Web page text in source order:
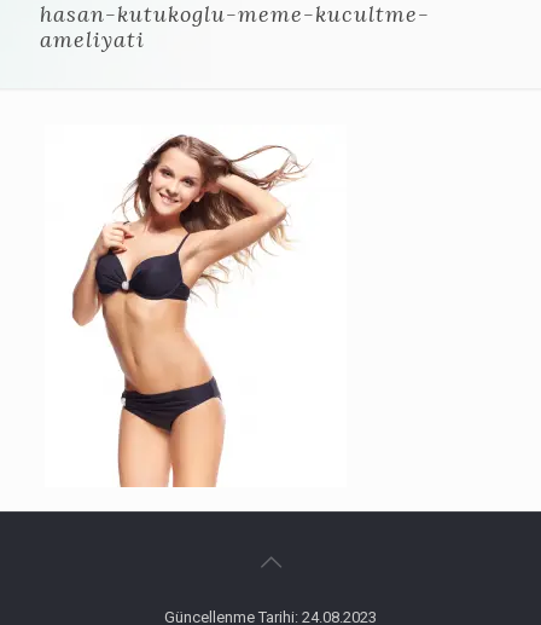
hasan-kutukoglu-meme-kucultme-
ameliyati
Güncellenme Tarihi: 24.08.2023